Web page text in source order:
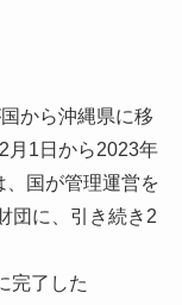
から沖縄県に移
月1日から2023年
国が管理運営を
団に、引き続き2
完了した